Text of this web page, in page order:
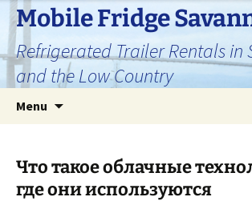
Skip
content
Mobile Fridge
Refrigerated Trailer Rentals in
and the Low Country
Menu
Что такое облачные
где они используются